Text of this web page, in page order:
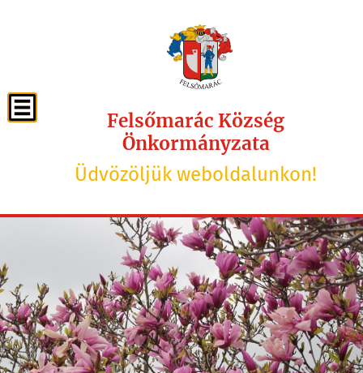
Felsőmarác Község
Önkormányzata
Üdvözöljük weboldalunkon!